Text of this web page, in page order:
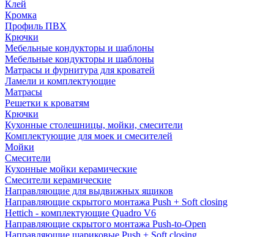
Клей
Кромка
Профиль ПВХ
Крючки
Мебельные кондукторы и шаблоны
Мебельные кондукторы и шаблоны
Матрасы и фурнитура для кроватей
Ламели и комплектующие
Матрасы
Решетки к кроватям
Крючки
Кухонные столешницы, мойки, смесители
Комплектующие для моек и смесителей
Мойки
Смесители
Кухонные мойки керамические
Смесители керамические
Направляющие для выдвижных ящиков
Направляющие скрытого монтажа Push + Soft closing
Hettich - комплектующие Quadro V6
Направляющие скрытого монтажа Push-to-Open
Направляющие шариковые Push + Soft closing